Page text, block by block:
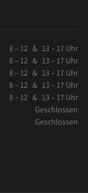
8 – 12 & 13 – 17 Uhr
8 – 12 & 13 – 17 Uhr
8 – 12 & 13 – 17 Uhr
8 – 12 & 13 – 17 Uhr
8 – 12 & 13 – 17 Uhr
Geschlossen
Geschlossen